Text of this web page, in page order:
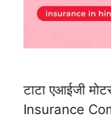
टाटा एआईजी
Insurance